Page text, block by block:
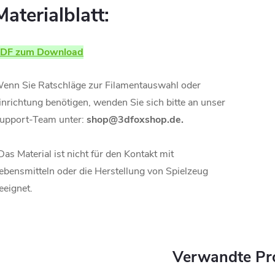
zum Download
Sie Ratschläge zur Filamentauswahl oder
benötigen, wenden Sie sich bitte an unser
Team unter: shop@3dfoxshop.de.
Material ist nicht für den Kontakt mit
oder die Herstellung von Spielzeug
Verwandte